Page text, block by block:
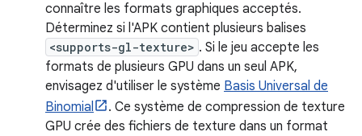
connaître les formats graphiques acceptés.
Déterminez si l'APK contient plusieurs balises
<supports-gl-texture> . Si le jeu accepte les
formats de plusieurs GPU dans un seul APK,
envisagez d'utiliser le système Basis Universal de
Binomial
. Ce système de compression de texture
GPU crée des fichiers de texture dans un format